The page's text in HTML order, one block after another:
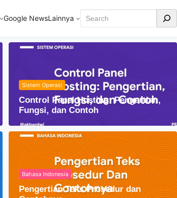
Google NewsLainnya Cari
Sistem Operasi
Control Panel Hosting: Pengertian,
Fungsi, dan Contoh
Bahasa Indonesia
Pengertian Teks Prosedur dan